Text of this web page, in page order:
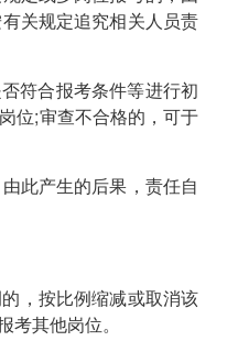
关规定追究相关人员责
符合报考条件等进行初
位;审查不合格的，可于
此产生的后果，责任自
，按比例缩减或取消该
其他岗位。